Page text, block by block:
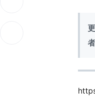
者